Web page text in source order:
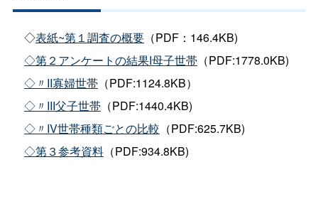
◇表紙~第１調査の概要（PDF：146.4KB)
◇第２アンケートの結果I母子世帯 （PDF:1778.0KB)
◇〃II寡婦世帯 （PDF:1124.8KB）
◇〃III父子世帯 （PDF:1440.4KB)
◇〃IV世帯種類ごとの比較 （PDF:625.7KB)
◇第３参考資料（PDF:934.8KB)